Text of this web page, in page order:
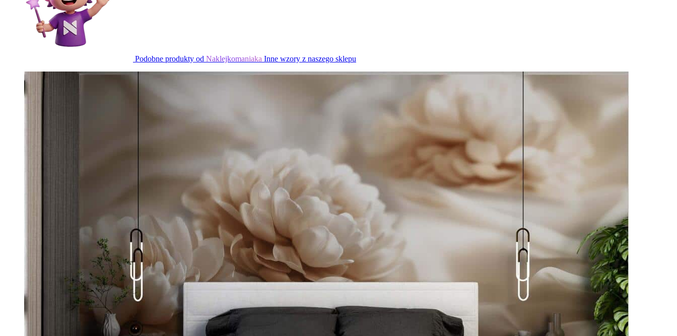
Podobne produkty od Naklejkomaniaka Inne wzory z naszego sklepu